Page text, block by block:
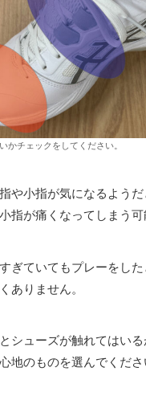
かチェックをしてください。
や小指が気になるよう
指が痛くなってしまう可
ぎていてもプレーをし
ありません。
シューズが触れてはいる
地のものを選んでくださ